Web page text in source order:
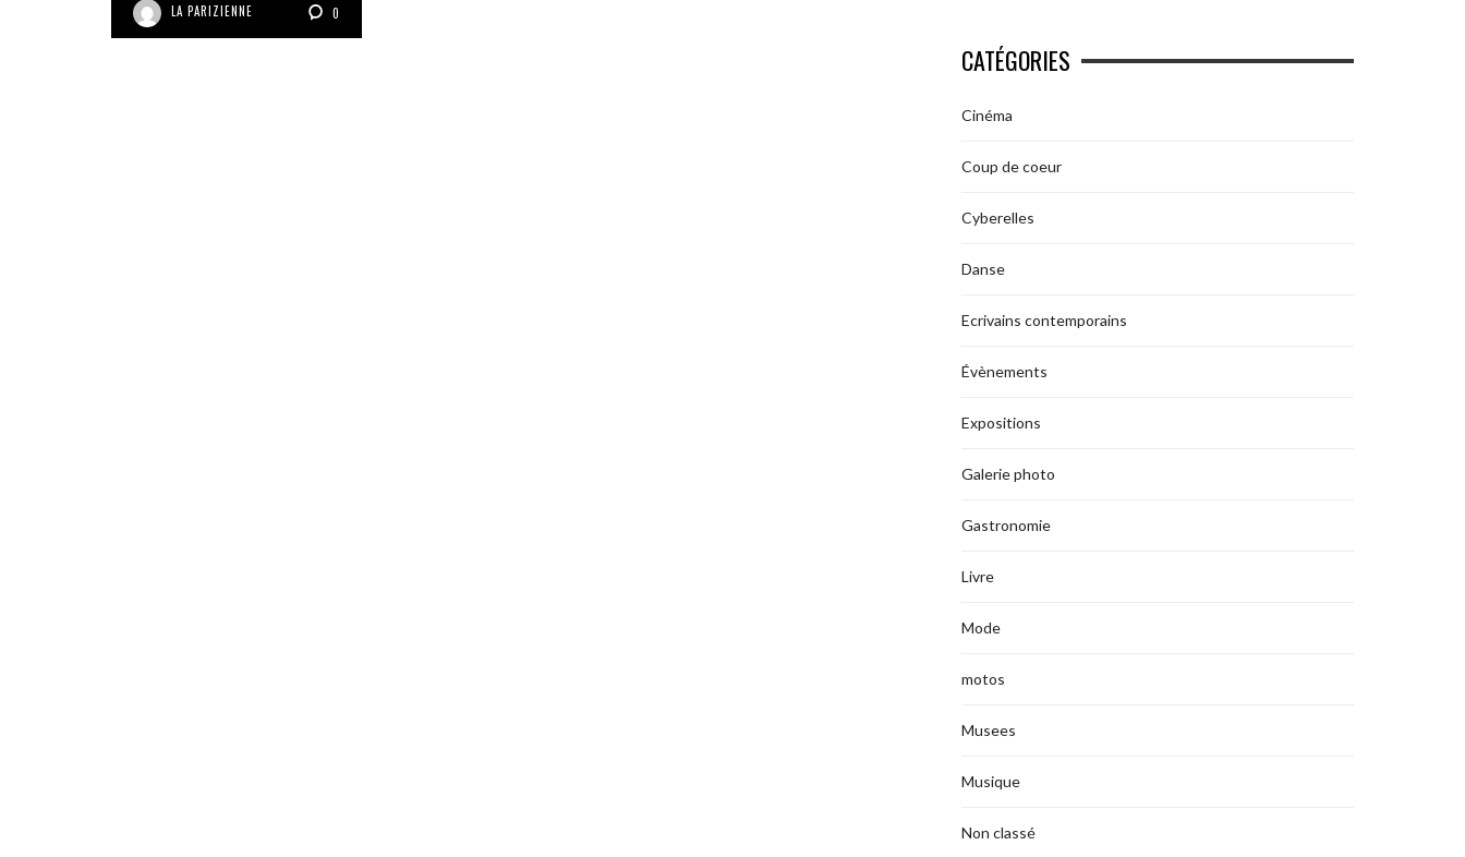
LA PARIZIENNE 0
CATÉGORIES
Cinéma
Coup de coeur
Cyberelles
Danse
Ecrivains contemporains
Évènements
Expositions
Galerie photo
Gastronomie
Livre
Mode
motos
Musees
Musique
Non classé